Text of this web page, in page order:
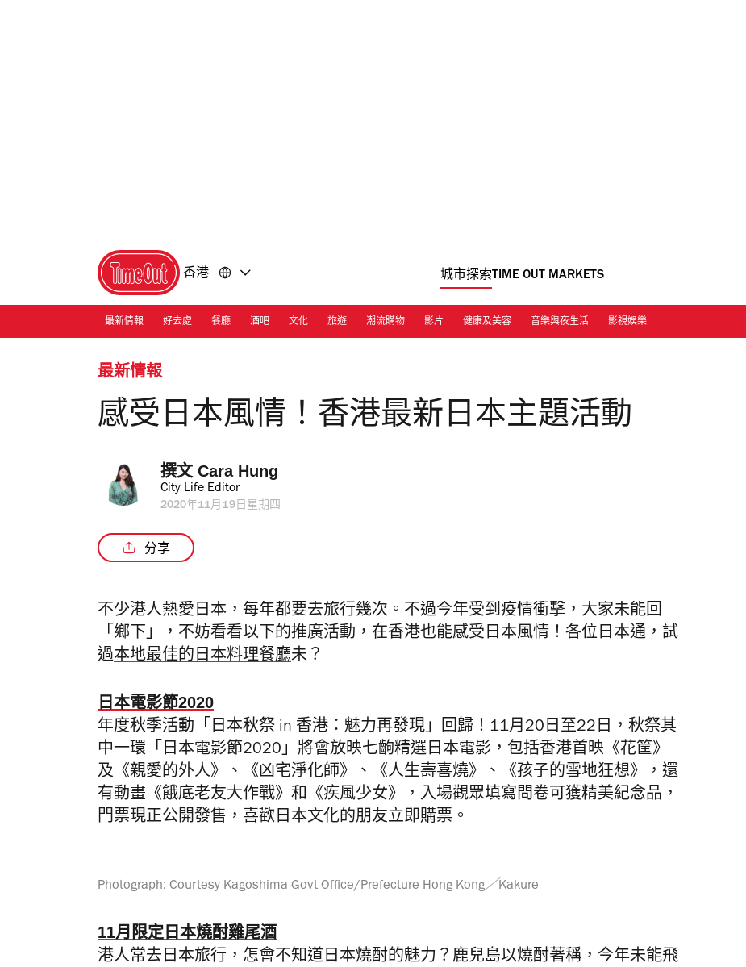
香港 城市探索TIME OUT MARKETS
最新情報 好去處 餐廳 酒吧 文化 旅遊 潮流購物 影片 健康及美容 音樂與夜生活 影視娛樂
最新情報
感受日本風情！香港最新日本主題活動
撰文 Cara Hung
City Life Editor
2020年11月19日星期四
分享
不少港人熱愛日本，每年都要去旅行幾次。不過今年受到疫情衝擊，大家未能回
「鄉下」，不妨看看以下的推廣活動，在香港也能感受日本風情！各位日本通，試
過本地最佳的日本料理餐廳未？
日本電影節2020
年度秋季活動「日本秋祭 in 香港：魅力再發現」回歸！11月20日至22日，秋祭其
中一環「日本電影節2020」將會放映七齣精選日本電影，包括香港首映《花筐》
及《親愛的外人》、《凶宅淨化師》、《人生壽喜燒》、《孩子的雪地狂想》，還
有動畫《餓底老友大作戰》和《疾風少女》，入場觀眾填寫問卷可獲精美紀念品，
門票現正公開發售，喜歡日本文化的朋友立即購票。
Photograph: Courtesy Kagoshima Govt Office/Prefecture Hong Kong／Kakure
11月限定日本燒酎雞尾酒
港人常去日本旅行，怎會不知道日本燒酎的魅力？鹿兒島以燒酎著稱，今年未能飛